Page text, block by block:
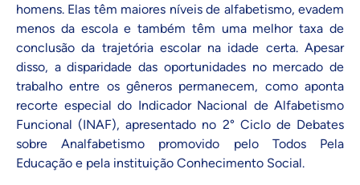
homens. Elas têm maiores níveis de alfabetismo, evadem
menos da escola e também têm uma melhor taxa de
conclusão da trajetória escolar na idade certa. Apesar
disso, a disparidade das oportunidades no mercado de
trabalho entre os gêneros permanecem, como aponta
recorte especial do Indicador Nacional de Alfabetismo
Funcional (INAF), apresentado no 2° Ciclo de Debates
sobre Analfabetismo promovido pelo Todos Pela
Educação e pela instituição Conhecimento Social.